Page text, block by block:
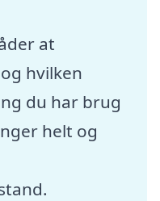
at
hvilken
du har brug
helt og